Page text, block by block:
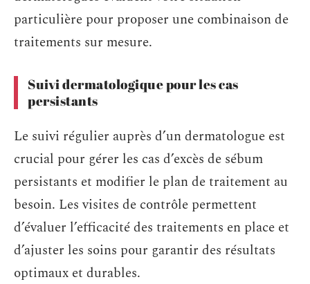
particulière pour proposer une combinaison de
traitements sur mesure.
Suivi dermatologique pour les cas
persistants
Le suivi régulier auprès d’un dermatologue est
crucial pour gérer les cas d’excès de sébum
persistants et modifier le plan de traitement au
besoin. Les visites de contrôle permettent
d’évaluer l’efficacité des traitements en place et
d’ajuster les soins pour garantir des résultats
optimaux et durables.